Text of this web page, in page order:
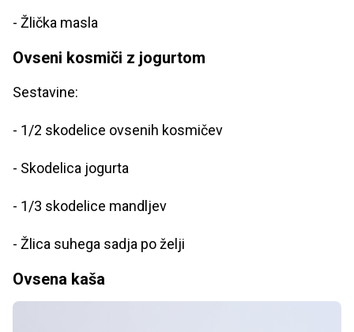
- Žlička masla
Ovseni kosmiči z jogurtom
Sestavine:
- 1/2 skodelice ovsenih kosmičev
- Skodelica jogurta
- 1/3 skodelice mandljev
- Žlica suhega sadja po želji
Ovsena kaša